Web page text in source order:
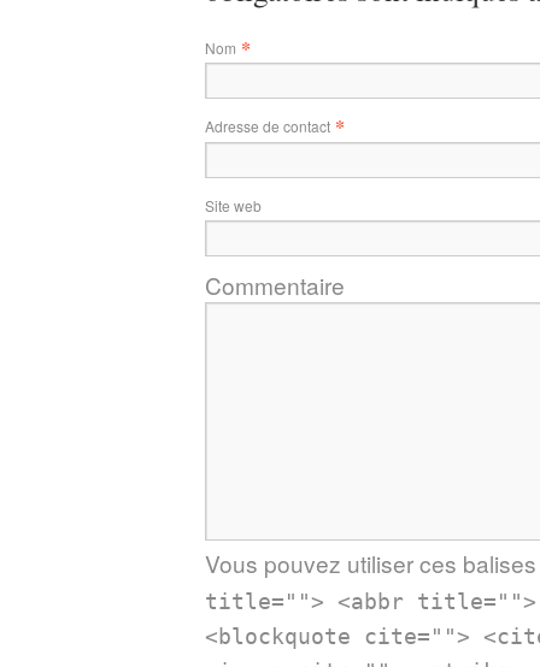
Nom *
Adresse de contact *
Site web
Commentaire
Vous pouvez utiliser ces
title=""> <abbr title="">
<blockquote cite="">